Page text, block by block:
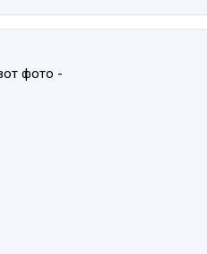
фото -